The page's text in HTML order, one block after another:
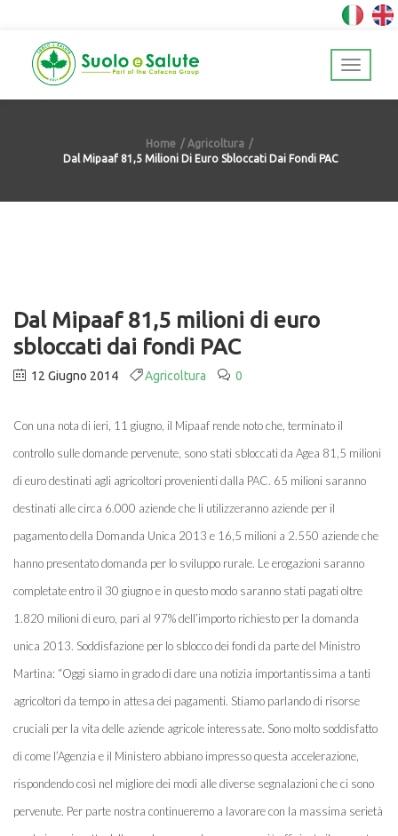
Home
Agricoltura
Dal Mipaaf 81,5 Milioni Di Euro Sbloccati Dai Fondi PAC
Dal Mipaaf 81,5 milioni di euro
sbloccati dai fondi PAC
12 Giugno 2014 Agricoltura 0
Con una nota di ieri, 11 giugno, il Mipaaf rende noto che, terminato il
controllo sulle domande pervenute, sono stati sbloccati da Agea 81,5 milioni
di euro destinati agli agricoltori provenienti dalla PAC. 65 milioni saranno
destinati alle circa 6.000 aziende che li utilizzeranno aziende per il
pagamento della Domanda Unica 2013 e 16,5 milioni a 2.550 aziende che
hanno presentato domanda per lo sviluppo rurale. Le erogazioni saranno
completate entro il 30 giugno e in questo modo saranno stati pagati oltre
1.820 milioni di euro, pari al 97% dell’importo richiesto per la domanda
unica 2013. Soddisfazione per lo sblocco dei fondi da parte del Ministro
Martina: “Oggi siamo in grado di dare una notizia importantissima a tanti
agricoltori da tempo in attesa dei pagamenti. Stiamo parlando di risorse
cruciali per la vita delle aziende agricole interessate. Sono molto soddisfatto
di come l’Agenzia e il Ministero abbiano impresso questa accelerazione,
rispondendo così nel migliore dei modi alle diverse segnalazioni che ci sono
pervenute. Per parte nostra continueremo a lavorare con la massima serietà